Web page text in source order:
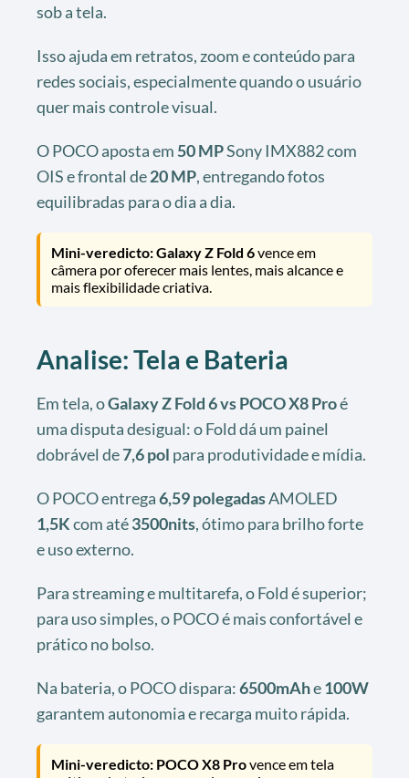
sob a tela.
Isso ajuda em retratos, zoom e conteúdo para
redes sociais, especialmente quando o usuário
quer mais controle visual.
O POCO aposta em 50 MPSony IMX882 com
OIS e frontal de20 MP, entregando fotos
equilibradas para o dia a dia.
Mini-veredicto:Galaxy Z Fold 6vence em
câmera por oferecer mais lentes, mais alcance e
mais flexibilidade criativa.
Analise: Tela e Bateria
Em tela, oGalaxy Z Fold 6 vs POCO X8 Proé
uma disputa desigual: o Fold dá um painel
dobrável de7,6 pol para produtividade e mídia.
O POCO entrega6,59 polegadasAMOLED
1,5Kcom até3500nits, ótimo para brilho forte
e uso externo.
Para streaming e multitarefa, o Fold é superior;
para uso simples, o POCO é mais confortável e
prático no bolso.
Na bateria, o POCO dispara:6500mAhe100W
garantem autonomia e recarga muito rápida.
Mini-veredicto: POCO X8 Provence em tela